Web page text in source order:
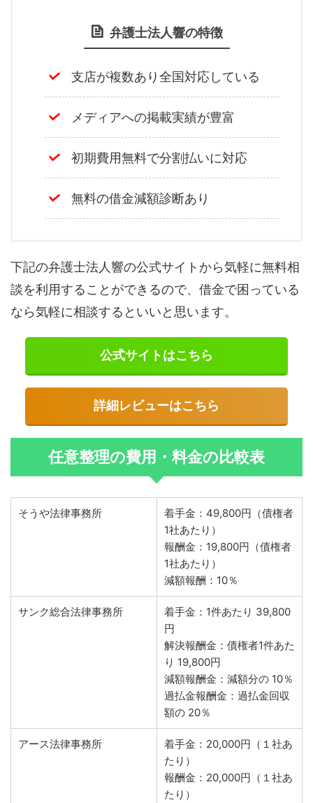
弁護士法人響の特徴
支店が複数あり全国対応している
メディアへの掲載実績が豊富
初期費用無料で分割払いに対応
無料の借金減額診断あり
下記の弁護士法人響の公式サイトから気軽に無料相
談を利用することができるので、借金で困っている
なら気軽に相談するといいと思います。
公式サイトはこちら
詳細レビューはこちら
任意整理の費用・料金の比較表
そうや法律事務所
着手金：49,800円（債権者
1社あたり）
報酬金：19,800円（債権者
1社あたり）
減額報酬：10％
サンク総合法律事務所
着手金：1件あたり 39,800
円
解決報酬金：債権者1件あた
り 19,800円
減額報酬金：減額分の 10％
過払金報酬金：過払金回収
額の 20％
アース法律事務所
着手金：20,000円（１社あ
たり）
報酬金：20,000円（１社あ
たり）